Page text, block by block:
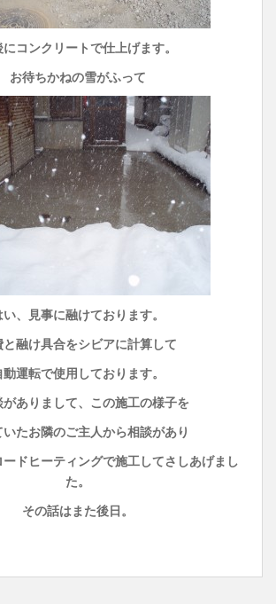
コンクリートで仕上げます。
お待ちかねの雪がふって
い、見事に融けております。
と融け具合をシビアに計算して
動運転で使用しております。
がありまして、この施工の様子を
いたお隣のご主人から相談があり
ドヒーティングで施工してさしあげまし
た。
その話はまた後日。